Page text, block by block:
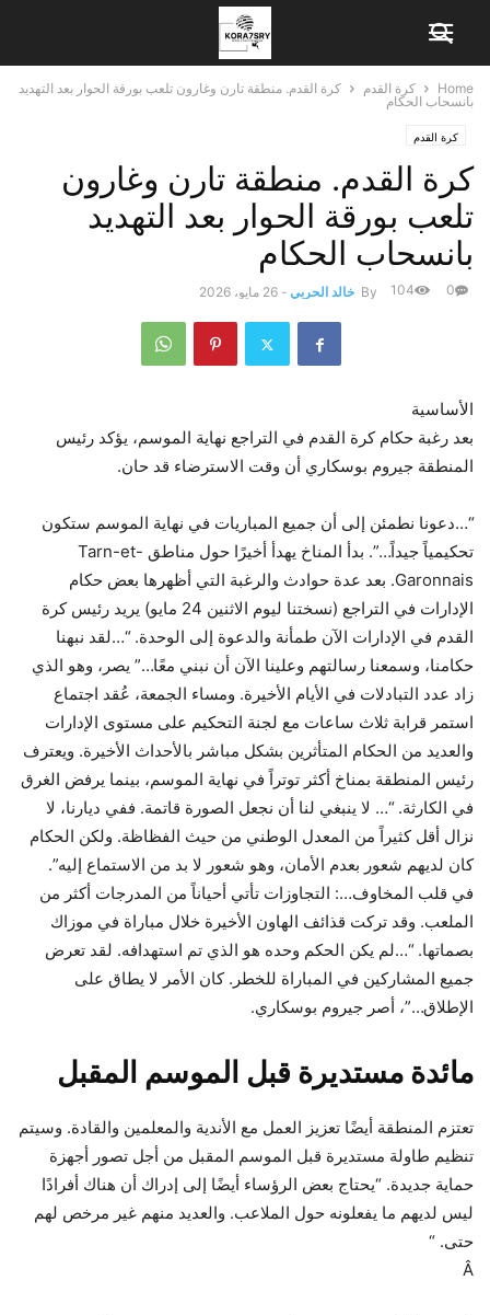
Home كرة القدم
كرة القدم. منطقة تارن وغارون تلعب بورقة الحوار بعد التهديد
بانسحاب الحكام
كرة القدم
كرة القدم. منطقة تارن وغارون
تلعب بورقة الحوار بعد التهديد
بانسحاب الحكام
By خالد الحربي - 26 مايو، 2026 0
104
الأساسية
بعد رغبة حكام كرة القدم في التراجع نهاية الموسم، يؤكد رئيس
المنطقة جيروم بوسكاري أن وقت الاسترضاء قد حان.
“…دعونا نطمئن إلى أن جميع المباريات في نهاية الموسم ستكون
تحكيمياً جيداً…”. بدأ المناخ يهدأ أخيرًا حول مناطق Tarn-et-
Garonnais. بعد عدة حوادث والرغبة التي أظهرها بعض حكام
الإدارات في التراجع (نسختنا ليوم الاثنين 24 مايو) يريد رئيس كرة
القدم في الإدارات الآن طمأنة والدعوة إلى الوحدة. “…لقد نبهنا
حكامنا، وسمعنا رسالتهم وعلينا الآن أن نبني معًا…” يصر، وهو الذي
زاد عدد التبادلات في الأيام الأخيرة. ومساء الجمعة، عُقد اجتماع
استمر قرابة ثلاث ساعات مع لجنة التحكيم على مستوى الإدارات
والعديد من الحكام المتأثرين بشكل مباشر بالأحداث الأخيرة. ويعترف
رئيس المنطقة بمناخ أكثر توتراً في نهاية الموسم، بينما يرفض الغرق
في الكارثة. “… لا ينبغي لنا أن نجعل الصورة قاتمة. ففي ديارنا، لا
نزال أقل كثيراً من المعدل الوطني من حيث الفظاظة. ولكن الحكام
كان لديهم شعور بعدم الأمان، وهو شعور لا بد من الاستماع إليه”.
في قلب المخاوف…: التجاوزات تأتي أحياناً من المدرجات أكثر من
الملعب. وقد تركت قذائف الهاون الأخيرة خلال مباراة في موزاك
بصماتها. “…لم يكن الحكم وحده هو الذي تم استهدافه. لقد تعرض
جميع المشاركين في المباراة للخطر. كان الأمر لا يطاق على
الإطلاق…”، أصر جيروم بوسكاري.
مائدة مستديرة قبل الموسم المقبل
تعتزم المنطقة أيضًا تعزيز العمل مع الأندية والمعلمين والقادة. وسيتم
تنظيم طاولة مستديرة قبل الموسم المقبل من أجل تصور أجهزة
حماية جديدة. “يحتاج بعض الرؤساء أيضًا إلى إدراك أن هناك أفرادًا
ليس لديهم ما يفعلونه حول الملاعب. والعديد منهم غير مرخص لهم
حتى. “
Â